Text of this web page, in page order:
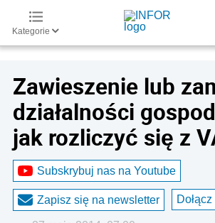
Kategorie
Zawieszenie lub
działalności
jak rozliczyć się z
Subskrybuj nas na Youtube
Zapisz się na newsletter